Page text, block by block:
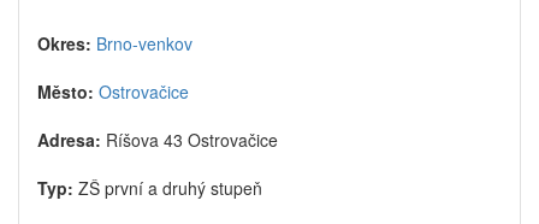
Okres: Brno-venkov
Město: Ostrovačice
Adresa: Ríšova 43 Ostrovačice
Typ: ZŠ první a druhý stupeň